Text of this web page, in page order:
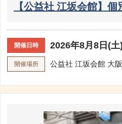
【公益社 江坂会館】個
開催日時 2026年8月8日(
開催場所 公益社 江坂会館 大